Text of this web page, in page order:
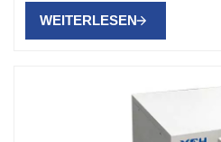
WEITERLESEN